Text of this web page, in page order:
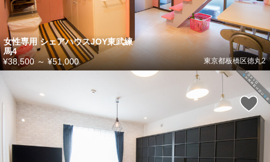
女性専用 シェアハウスJOY東武練
馬4
東京都板橋区徳丸2
¥38,500～¥51,000